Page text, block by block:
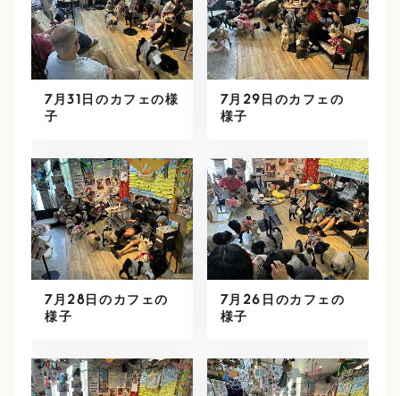
7月31日のカフェの様
子
7月29日のカフェの
様子
7月28日のカフェの
様子
7月26日のカフェの
様子